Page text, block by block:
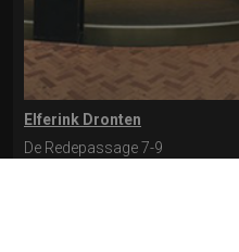
Elferink Dronten
De Redepassage 7-9